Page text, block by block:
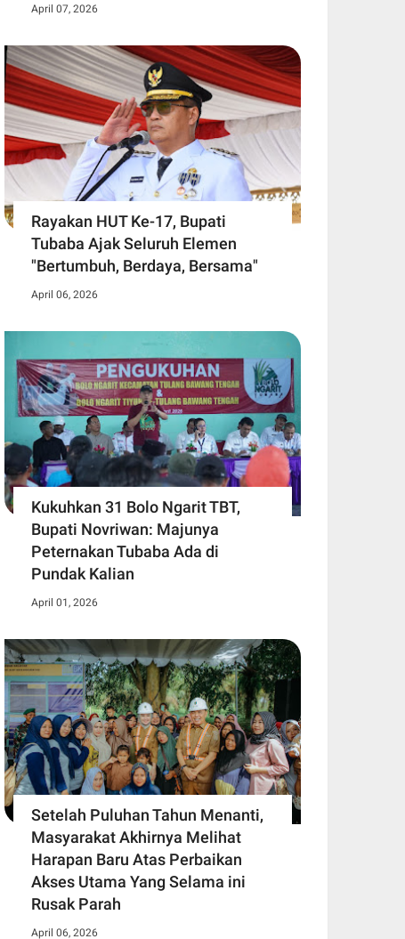
April 07, 2026
Rayakan HUT Ke-17, Bupati
Tubaba Ajak Seluruh Elemen
"Bertumbuh, Berdaya, Bersama"
April 06, 2026
Kukuhkan 31 Bolo Ngarit TBT,
Bupati Novriwan: Majunya
Peternakan Tubaba Ada di
Pundak Kalian
April 01, 2026
Setelah Puluhan Tahun Menanti,
Masyarakat Akhirnya Melihat
Harapan Baru Atas Perbaikan
Akses Utama Yang Selama ini
Rusak Parah
April 06, 2026